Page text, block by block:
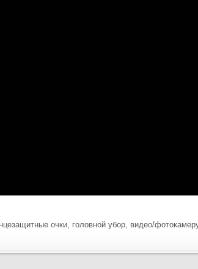
очки, головной убор, видео/